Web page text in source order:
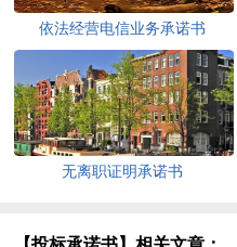
依法经营电信业务承诺书
无离职证明承诺书